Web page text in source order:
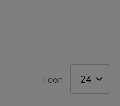
Toon